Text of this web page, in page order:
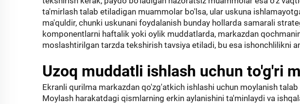
ta'mirlash talab etiladigan muammolar bo'lsa, ular uskuna
ma'quldir, chunki uskunani foydalanish bunday hollarda samarali
komponentlarni haftalik yoki oylik muddatlarda, markazdan
moslashtirilgan tarzda tekshirish tavsiya etiladi, bu esa ishonchlilikni
Uzoq muddatli ishlash uchun to'g'ri
Ekranli qurilma markazdan qo'zg'atkich ishlashi uchun moylanish
Moylash harakatdagi qismlarning erkin aylanishini ta'minlaydi va